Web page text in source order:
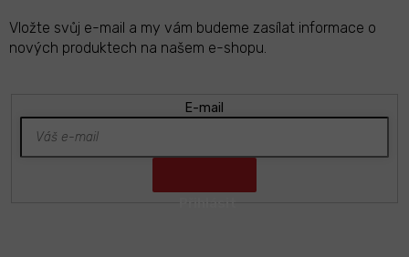
Vložte svůj e-mail a my vám budeme zasílat informace o
nových produktech na našem e-shopu.
E-mail